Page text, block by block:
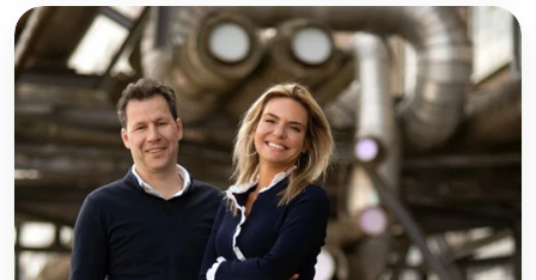
Naamsbekendheid
vergroten
offline:
5
manieren